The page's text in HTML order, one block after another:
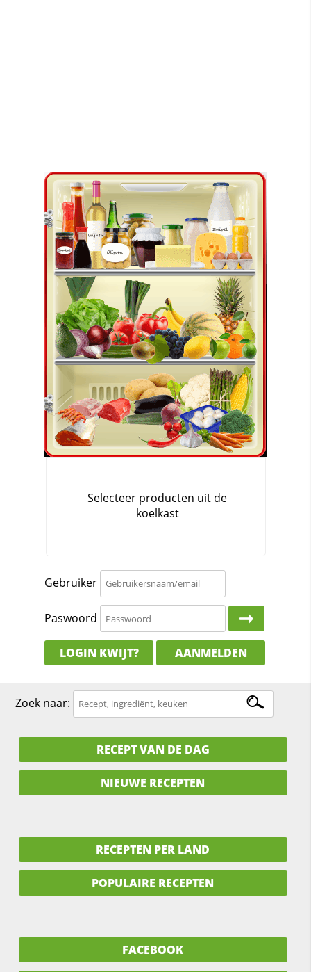
Gebruiker
Paswoord
LOGIN KWIJT? AANMELDEN
Zoek naar:
RECEPT VAN DE DAG
NIEUWE RECEPTEN
RECEPTEN PER LAND
POPULAIRE RECEPTEN
FACEBOOK